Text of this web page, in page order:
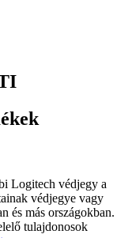
Logitech védjegy a
védjegye vagy
és más országokban.
tulajdonosok